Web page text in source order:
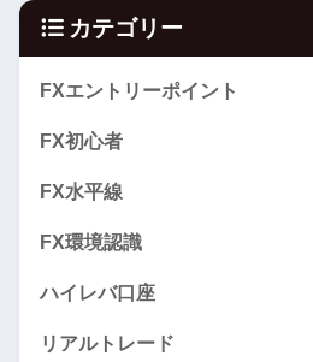
カテゴリー
FXエントリーポイント
FX初心者
FX水平線
FX環境認識
ハイレバ口座
リアルトレード